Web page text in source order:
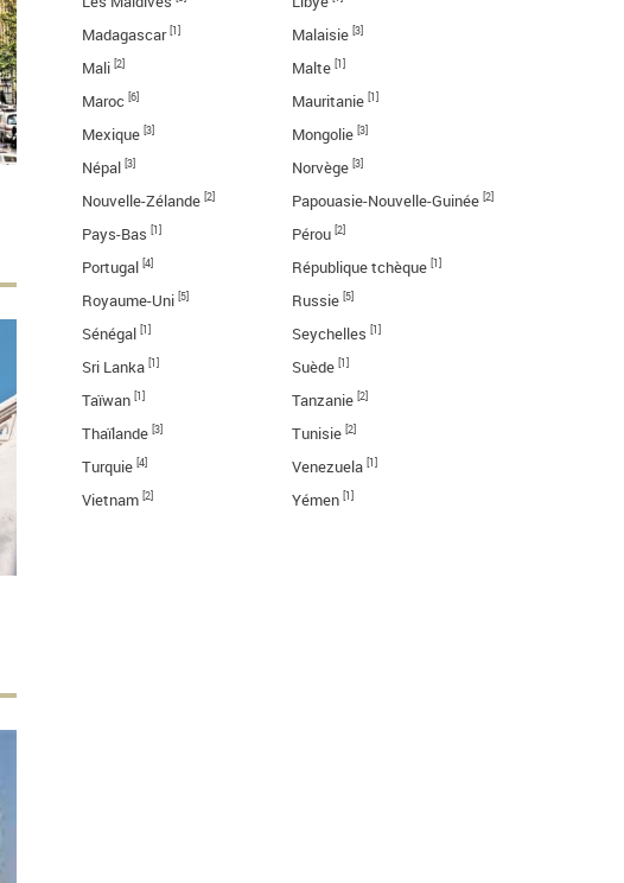
Madagascar [1] Malaisie [3]
Mali [2] Malte [1]
Maroc [6] Mauritanie [1]
Mexique [3] Mongolie [3]
Népal [3] Norvège [3]
Nouvelle-Zélande [2] Papouasie-Nouvelle-Guinée [2]
Pays-Bas [1] Pérou [2]
Portugal [4] République tchèque [1]
Royaume-Uni [5] Russie [5]
Sénégal [1] Seychelles [1]
Sri Lanka [1] Suède [1]
Taïwan [1] Tanzanie [2]
Thaïlande [3] Tunisie [2]
Turquie [4] Venezuela [1]
Vietnam [2] Yémen [1]